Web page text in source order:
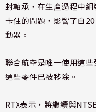
封軸承，在生產過程中
卡住的問題，影響了自
動器。
聯合航空是唯一使用這
這些零件已被移除。
RTX表示，將繼續與